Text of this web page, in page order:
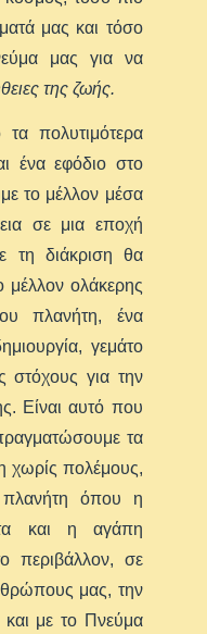
μας και τόσο
μας για να
της ζωής.
πολυτιμότερα
ένα εφόδιο στο
το μέλλον μέσα
σε μια εποχή
τη διάκριση θα
μέλλον ολάκερης
πλανήτη, ένα
γεμάτο
στόχους για την
Είναι αυτό που
τα
χωρίς πολέμους,
πλανήτη όπου η
και η αγάπη
περιβάλλον, σε
μας, την
με το Πνεύμα